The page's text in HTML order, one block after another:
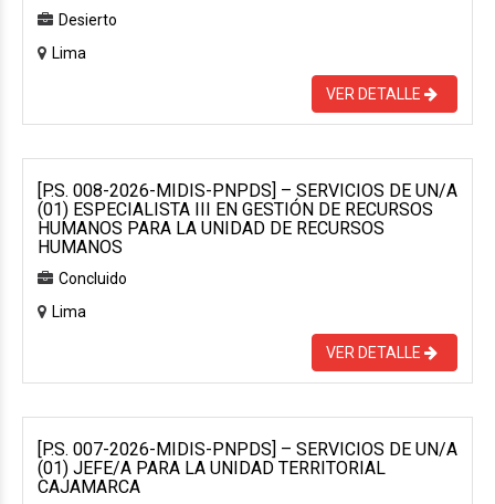
Desierto
Lima
VER DETALLE
[P.S. 008-2026-MIDIS-PNPDS] – SERVICIOS DE UN/A
(01) ESPECIALISTA III EN GESTIÓN DE RECURSOS
HUMANOS PARA LA UNIDAD DE RECURSOS
HUMANOS
Concluido
Lima
VER DETALLE
[P.S. 007-2026-MIDIS-PNPDS] – SERVICIOS DE UN/A
(01) JEFE/A PARA LA UNIDAD TERRITORIAL
CAJAMARCA